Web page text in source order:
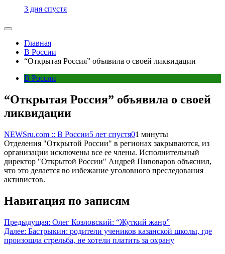
3 дня спустя
Главная
В России
“Открытая Россия” объявила о своей ликвидации
В России
“Открытая Россия” объявила о своей
ликвидации
NEWSru.com :: В России5 лет спустя01 минуты
Отделения "Открытой России" в регионах закрываются, из
организации исключены все ее члены. Исполнительный
директор "Открытой России" Андрей Пивоваров объяснил,
что это делается во избежание уголовного преследования
активистов.
Навигация по записям
Предыдущая: Олег Козловский: “Жуткий жанр”
Далее: Бастрыкин: родители учеников казанской школы, где
произошла стрельба, не хотели платить за охрану